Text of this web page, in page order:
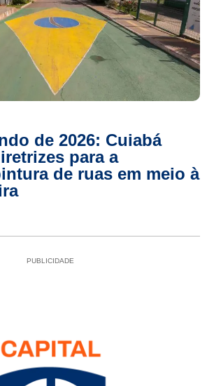
de 2026: Cuiabá
para a
de ruas em meio à
PUBLICIDADE